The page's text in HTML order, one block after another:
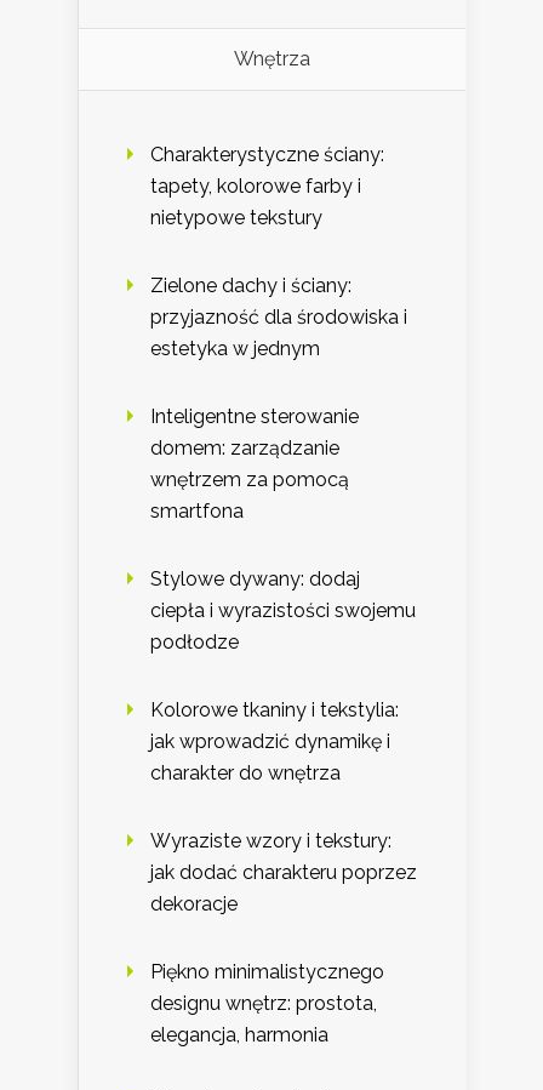
Wnętrza
Charakterystyczne ściany:
tapety, kolorowe farby i
nietypowe tekstury
Zielone dachy i ściany:
przyjazność dla środowiska i
estetyka w jednym
Inteligentne sterowanie
domem: zarządzanie
wnętrzem za pomocą
smartfona
Stylowe dywany: dodaj
ciepła i wyrazistości swojemu
podłodze
Kolorowe tkaniny i tekstylia:
jak wprowadzić dynamikę i
charakter do wnętrza
Wyraziste wzory i tekstury:
jak dodać charakteru poprzez
dekoracje
Piękno minimalistycznego
designu wnętrz: prostota,
elegancja, harmonia